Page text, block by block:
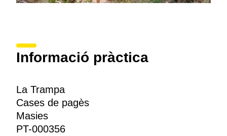
Informació pràctica
La Trampa
Cases de pagès
Masies
PT-000356